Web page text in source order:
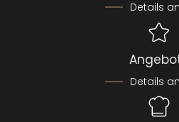
Details
Details